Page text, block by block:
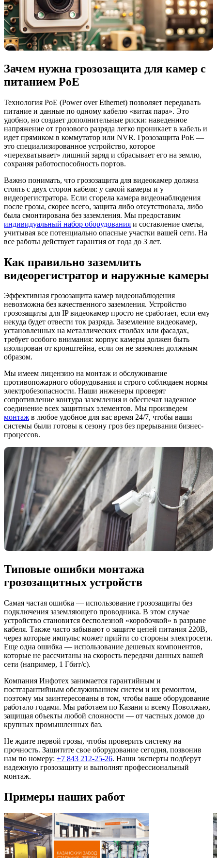
Зачем нужна грозозащита для камер с
питанием PoE
Технология PoE (Power over Ethernet) позволяет передавать
питание и данные по одному кабелю «витая пара». Это
удобно, но создает дополнительные риски: наведенное
напряжение от грозового разряда легко проникает в кабель и
идет прямиком в коммутатор или NVR. Грозозащита PoE —
это специализированное устройство, которое
«перехватывает» лишний заряд и сбрасывает его на землю,
сохраняя работоспособность портов.
Важно понимать, что грозозащита для видеокамер должна
стоять с двух сторон кабеля: у самой камеры и у
видеорегистратора. Если сгорела камера видеонаблюдения
после грозы, скорее всего, защита либо отсутствовала, либо
была смонтирована без заземления. Мы предоставим
индивидуальный набор оборудования и составление сметы,
учитывая все потенциально опасные участки вашей сети. На
все работы действует гарантия от года до 3 лет.
Как правильно заземлить
видеорегистратор и наружные камеры
Эффективная грозозащита камер видеонаблюдения
невозможна без качественного заземления. Устройство
грозозащиты для IP видеокамер просто не сработает, если ему
некуда будет отвести ток разряда. Заземление видеокамер,
установленных на металлических столбах или фасадах,
требует особого внимания: корпус камеры должен быть
изолирован от кронштейна, если он не заземлен должным
образом.
Мы имеем лицензию на монтаж и обслуживание
противопожарного оборудования и строго соблюдаем нормы
электробезопасности. Наши инженеры проверят
сопротивление контура заземления и обеспечат надежное
соединение всех защитных элементов. Мы произведем
монтаж в любое удобное для вас время 24/7, чтобы ваши
системы были готовы к сезону гроз без прерывания бизнес-
процессов.
Типовые ошибки монтажа
грозозащитных устройств
Самая частая ошибка — использование грозозащиты без
подключения заземляющего проводника. В этом случае
устройство становится бесполезной «коробочкой» в разрыве
кабеля. Также часто забывают о защите цепей питания 220В,
через которые импульс может прийти со стороны электросети.
Еще одна ошибка — использование дешевых компонентов,
которые не рассчитаны на скорость передачи данных вашей
сети (например, 1 Гбит/с).
Компания Инфотех занимается гарантийным и
постгарантийным обслуживанием систем и их ремонтом,
поэтому мы заинтересованы в том, чтобы ваше оборудование
работало годами. Мы работаем по Казани и всему Поволжью,
защищая объекты любой сложности — от частных домов до
крупных промышленных баз.
Не ждите первой грозы, чтобы проверить систему на
прочность. Защитите свое оборудование сегодня, позвонив
нам по номеру: +7 843 212-25-26. Наши эксперты подберут
надежную грозозащиту и выполнят профессиональный
монтаж.
Примеры наших работ